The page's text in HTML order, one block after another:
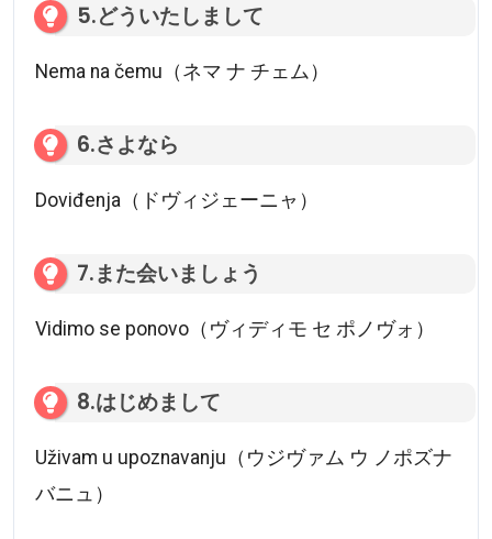
5.どういたしまして
Nema na čemu（ネマ ナ チェム）
6.さよなら
Doviđenja（ドヴィジェーニャ）
7.また会いましょう
Vidimo se ponovo（ヴィディモ セ ポノヴォ）
8.はじめまして
Uživam u upoznavanju（ウジヴァム ウ ノポズナ
バニュ）